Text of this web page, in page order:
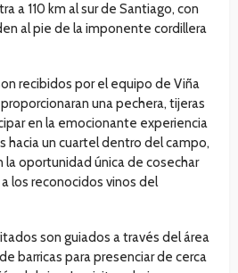
a 110 km al sur de Santiago, con
al pie de la imponente cordillera
recibidos por el equipo de Viña
una pechera, tijeras
en la emocionante experiencia
hacia un cuartel dentro del campo,
oportunidad única de cosechar
los reconocidos vinos del
son guiados a través del área
barricas para presenciar de cerca